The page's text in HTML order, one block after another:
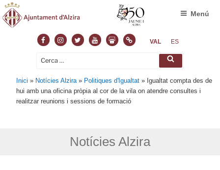
FacebookInstagram
TwitterYoutubeSlideshare
NormasVAL ES
Cerca: Cerca
Menú
Inici » Notícies Alzira » Politiques d'Igualtat » Igualtat compta des de
hui amb una oficina pròpia al cor de la vila on atendre consultes i
realitzar reunions i sessions de formació
Notícies Alzira